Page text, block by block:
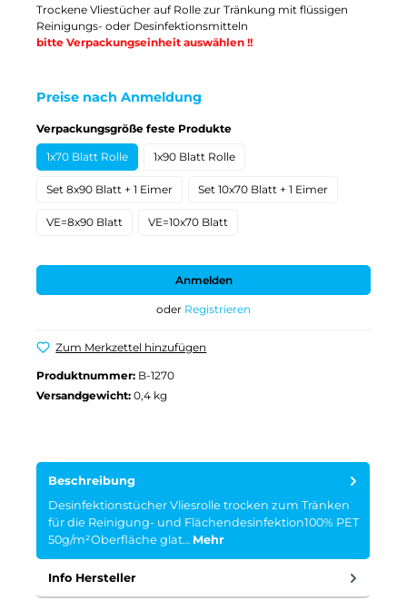
Trockene Vliestücher auf Rolle zur Tränkung mit flüssigen
Reinigungs- oder Desinfektionsmitteln
bitte Verpackungseinheit auswählen !!
Preise nach Anmeldung
Verpackungsgröße feste Produkteauswählen
1x70 Blatt Rolle 1x90 Blatt Rolle
Set 8x90 Blatt + 1 Eimer Set 10x70 Blatt + 1 Eimer
VE=8x90 Blatt VE=10x70 Blatt
Anmelden
oder Registrieren
Zum Merkzettel hinzufügen
Produktnummer: B-1270
Versandgewicht: 0,4 kg
Beschreibung
Desinfektionstücher Vliesrolle trocken zum Tränken
für die Reinigung- und Flächendesinfektion100% PET
50g/m²Oberfläche glat… Mehr
Info Hersteller